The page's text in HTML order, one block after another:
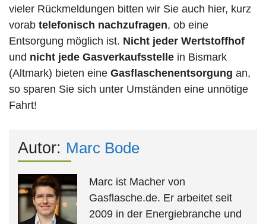
vieler Rückmeldungen bitten wir Sie auch hier, kurz
vorab telefonisch nachzufragen, ob eine
Entsorgung möglich ist. Nicht jeder Wertstoffhof
und nicht jede Gasverkaufsstelle in Bismark
(Altmark) bieten eine Gasflaschenentsorgung an,
so sparen Sie sich unter Umständen eine unnötige
Fahrt!
Autor: Marc Bode
Marc ist Macher von
Gasflasche.de. Er arbeitet seit
2009 in der Energiebranche und